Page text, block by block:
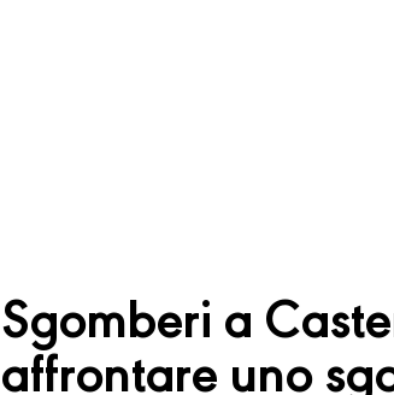
Sgomberi a
affrontare uno